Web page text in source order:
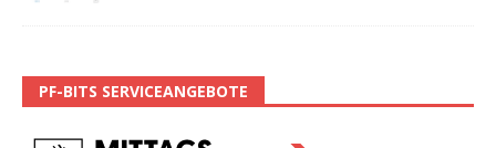
PF-BITS SERVICEANGEBOTE